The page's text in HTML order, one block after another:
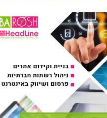
כובשת את השטח עם יום
הדרכה מוצלח נוסף
אירועים בארץ